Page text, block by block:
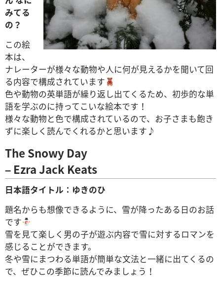
みてる
の？
この絵
本は、
ナレーターが様々な動物や人に何が見えるかを聞いて回
る内容で構成されています
色や動物の英単語が繰り返し出てくるため、初歩的な単
語を学ぶのに持ってこいな絵本です！
様々な動物と色で構成されているので、お子さまも飽き
ずに楽しく読んでくれるかと思います♪
The Snowy Day
– Ezra Jack Keats
日本語タイトル：ゆきのひ
題名からも想像できるように、雪が降ったある日のお話
です
雪を見て楽しく男の子が遊ぶ内容で雪に対するロマンを
感じることができます。
冬や雪にまつわる単語が簡単な文法と一緒に出てくるの
で、ぜひこの季節に読んでみましょう！